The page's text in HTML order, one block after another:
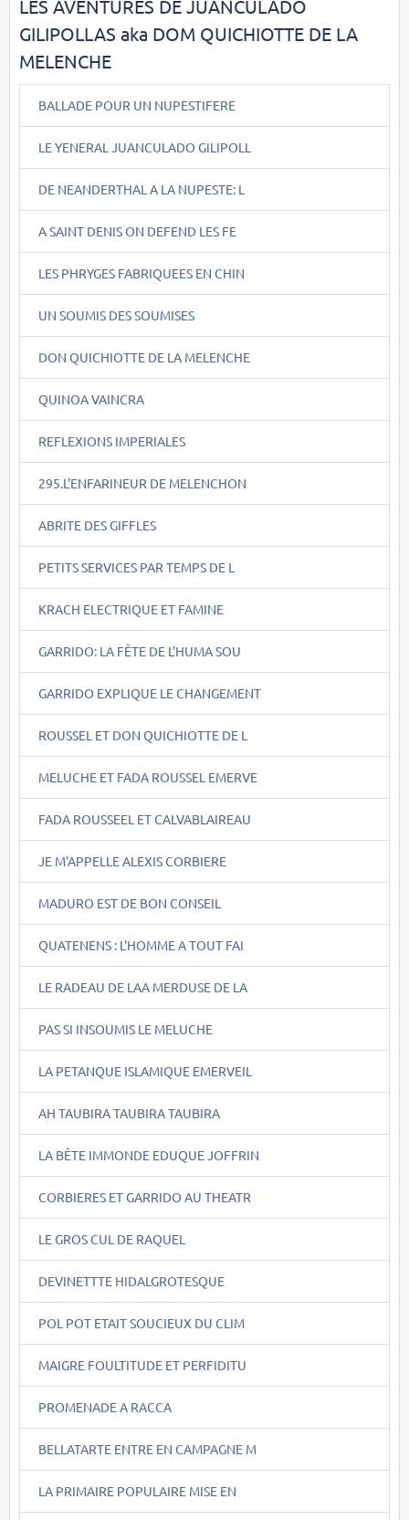
LES AVENTURES DE JUANCULADO
GILIPOLLAS aka DOM QUICHIOTTE DE LA
MELENCHE
BALLADE POUR UN NUPESTIFERE
LE YENERAL JUANCULADO GILIPOLL
DE NEANDERTHAL A LA NUPESTE: L
A SAINT DENIS ON DEFEND LES FE
LES PHRYGES FABRIQUEES EN CHIN
UN SOUMIS DES SOUMISES
DON QUICHIOTTE DE LA MELENCHE
QUINOA VAINCRA
REFLEXIONS IMPERIALES
295.L'ENFARINEUR DE MELENCHON
ABRITE DES GIFFLES
PETITS SERVICES PAR TEMPS DE L
KRACH ELECTRIQUE ET FAMINE
GARRIDO: LA FÊTE DE L'HUMA SOU
GARRIDO EXPLIQUE LE CHANGEMENT
ROUSSEL ET DON QUICHIOTTE DE L
MELUCHE ET FADA ROUSSEL EMERVE
FADA ROUSSEEL ET CALVABLAIREAU
JE M'APPELLE ALEXIS CORBIERE
MADURO EST DE BON CONSEIL
QUATENENS : L'HOMME A TOUT FAI
LE RADEAU DE LAA MERDUSE DE LA
PAS SI INSOUMIS LE MELUCHE
LA PETANQUE ISLAMIQUE EMERVEIL
AH TAUBIRA TAUBIRA TAUBIRA
LA BÊTE IMMONDE EDUQUE JOFFRIN
CORBIERES ET GARRIDO AU THEATR
LE GROS CUL DE RAQUEL
DEVINETTTE HIDALGROTESQUE
POL POT ETAIT SOUCIEUX DU CLIM
MAIGRE FOULTITUDE ET PERFIDITU
PROMENADE A RACCA
BELLATARTE ENTRE EN CAMPAGNE M
LA PRIMAIRE POPULAIRE MISE EN